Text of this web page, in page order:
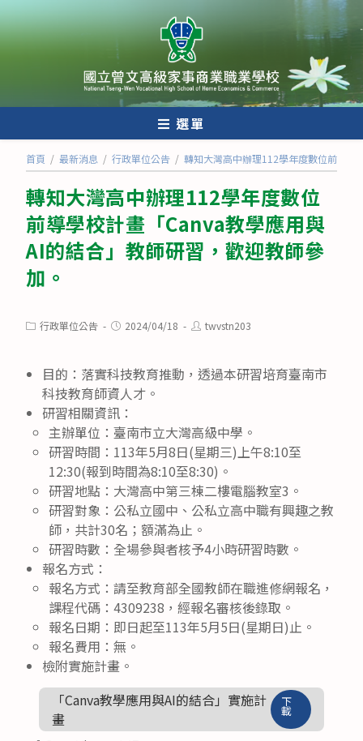
跳
轉
至
內
選單
首頁 / 最新消息 / 行政單位公告 / 轉知大灣高中辦理112學年度數位前導學
轉知大灣高中辦理112學年度數位
前導學校計畫「Canva教學應用與
AI的結合」教師研習，歡迎教師參
加。
Post行政單位公告
Post2024/04/18
Posttwvstn203
目的：落實科技教育推動，透過本研習培育臺南市
科技教育師資人才。
研習相關資訊：
主辦單位：臺南市立大灣高級中學。
研習時間：113年5月8日(星期三)上午8:10至
12:30(報到時間為8:10至8:30)。
研習地點：大灣高中第三棟二樓電腦教室3。
研習對象：公私立國中、公私立高中職有興趣之教
師，共計30名；額滿為止。
研習時數：全場參與者核予4小時研習時數。
報名方式：
報名方式：請至教育部全國教師在職進修網報名，
課程代碼：4309238，經報名審核後錄取。
報名日期：即日起至113年5月5日(星期日)止。
報名費用：無。
檢附實施計畫。
「Canva教學應用與AI的結合」實施計
畫
下
載